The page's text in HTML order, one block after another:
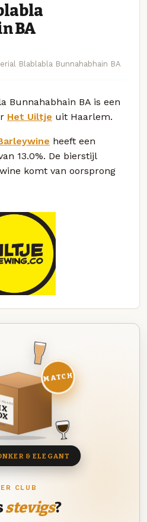
BA
Blablabla Bunnahabhain BA
Bunnahabhain BA is een
Het Uiltje uit Haarlem.
heeft een
13.0%. De bierstijl
komt van oorsprong
CLUB
stevigs?
MATCH
& ELEGANT